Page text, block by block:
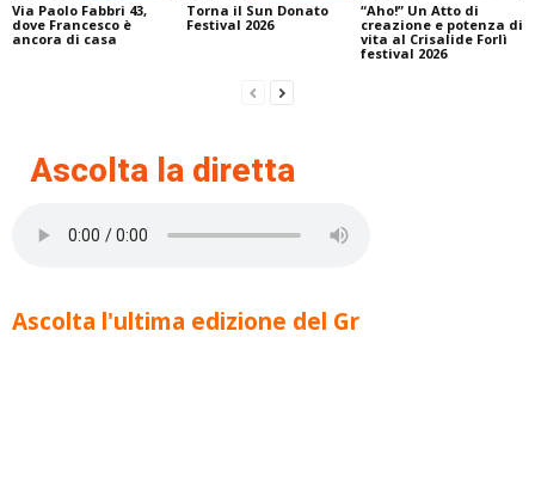
Via Paolo Fabbri 43,
dove Francesco è
ancora di casa
Torna il Sun Donato
Festival 2026
“Aho!” Un Atto di
creazione e potenza di
vita al Crisalide Forlì
festival 2026
Ascolta la diretta
Ascolta l'ultima edizione del Gr